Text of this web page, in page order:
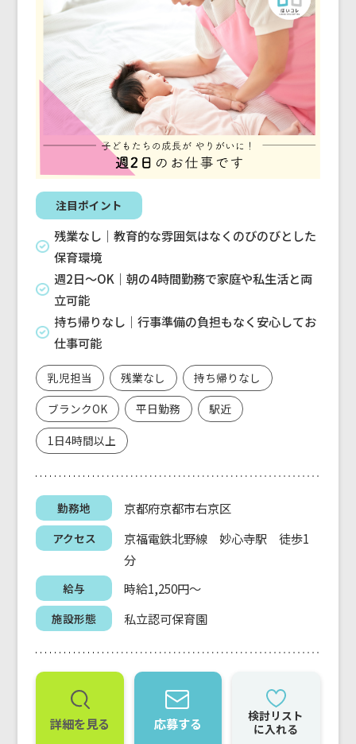
注目ポイント
残業なし｜教育的な雰囲気はなくのびのびとした
保育環境
週2日〜OK｜朝の4時間勤務で家庭や私生活と両
立可能
持ち帰りなし｜行事準備の負担もなく安心してお
仕事可能
乳児担当 残業なし
持ち帰りなし
ブランクOK
平日勤務
駅近
1日4時間以上
勤務地 京都府京都市右京区
アクセス
京福電鉄北野線 妙心寺駅 徒歩1
分
給与 時給1,250円～
施設形態 私立認可保育園
詳細を見る 応募する
検討リスト
に入れる